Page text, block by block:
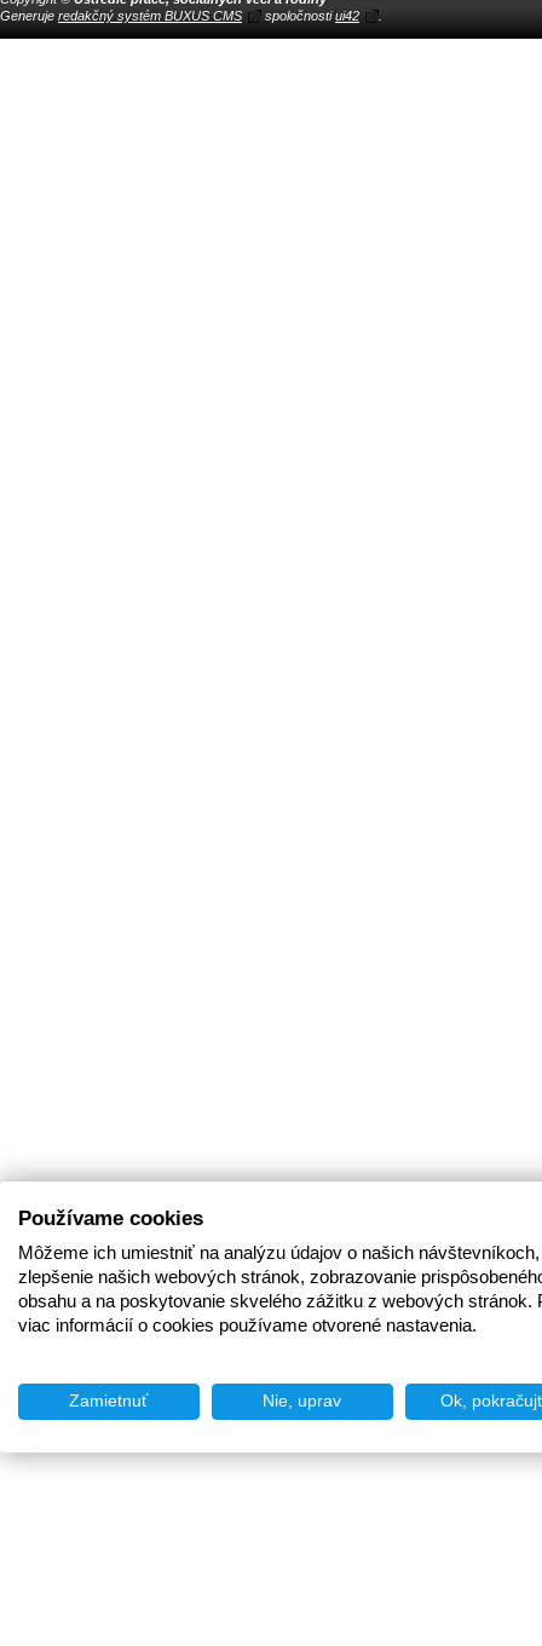
Generuje redakčný systém BUXUS CMS spoločnostiui42
Používame cookies
Môžeme ich umiestniť na analýzu údajov o našich
zlepšenie našich webových stránok, zobrazovanie
obsahu a na poskytovanie skvelého zážitku z webových stránok.
viac informácií o cookies používame otvorené nastavenia.
Zamietnuť Nie, uprav Ok,